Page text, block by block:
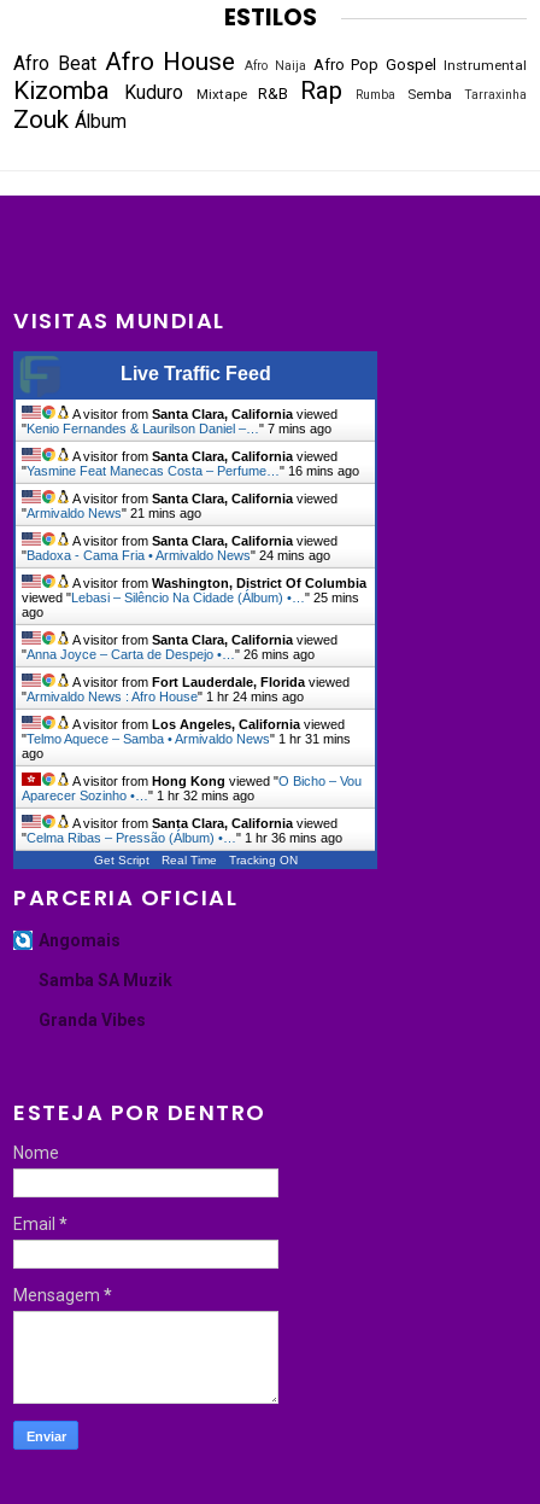
ESTILOS
Afro Beat Afro House Afro Naija Afro Pop Gospel Instrumental
Kizomba Kuduro Mixtape R&B Rap Rumba Semba Tarraxinha
Zouk Álbum
VISITAS MUNDIAL
Live Traffic Feed
A visitor fromSanta Clara, California viewed
"Kenio Fernandes & Laurilson Daniel –…"7 mins ago
A visitor fromSanta Clara, California viewed
"Yasmine Feat Manecas Costa – Perfume…" 16 mins ago
A visitor fromSanta Clara, California viewed
"Armivaldo News"21 mins ago
A visitor fromSanta Clara, California viewed
"Badoxa - Cama Fria • Armivaldo News"24 mins ago
A visitor fromWashington, District Of Columbia
viewed " Lebasi – Silêncio Na Cidade (Álbum) •…"25 mins
ago
A visitor fromSanta Clara, California viewed
"Anna Joyce – Carta de Despejo •…"26 mins ago
A visitor from Fort Lauderdale, Florida viewed
"Armivaldo News : Afro House" 1 hr 24 mins ago
A visitor from Los Angeles, California viewed
"Telmo Aquece – Samba • Armivaldo News" 1 hr 31 mins
ago
A visitor from Hong Kong viewed "O Bicho – Vou
Aparecer Sozinho •…" 1 hr 32 mins ago
A visitor fromSanta Clara, California viewed
"Celma Ribas – Pressão (Álbum) •…" 1 hr 36 mins ago
Get Script Real Time Tracking ON
PARCERIA OFICIAL
Angomais
Samba SA Muzik
Granda Vibes
ESTEJA POR DENTRO
Nome
Email*
Mensagem*